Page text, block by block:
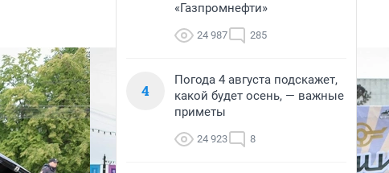
«Газпромнефти»
24 987 285
4
Погода 4 августа подскажет,
какой будет осень, — важные
приметы
24 923 8